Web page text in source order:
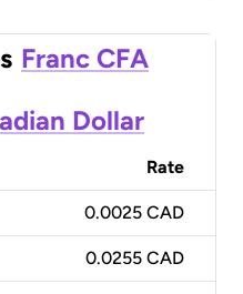
Franc CFA
Dollar
Rate
0.0025 CAD
0.0255 CAD